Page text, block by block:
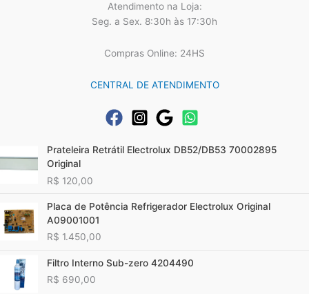
Atendimento na Loja:
Seg. a Sex. 8:30h às 17:30h
Compras Online: 24HS
CENTRAL DE ATENDIMENTO
Prateleira Retrátil Electrolux DB52/DB53 70002895
Original
R$ 120,00
Placa de Potência Refrigerador Electrolux Original
A09001001
R$ 1.450,00
Filtro Interno Sub-zero 4204490
R$ 690,00